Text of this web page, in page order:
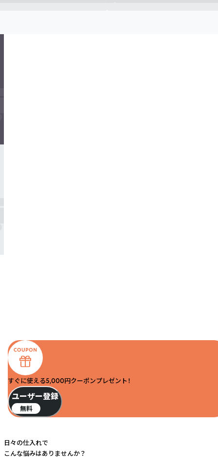
すぐに使える5,000円クーポンプレゼント！
ユーザー登録
無料
日々の仕入れで
こんな悩みはありませんか？